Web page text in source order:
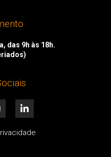
das 9h às 18h.
i
k